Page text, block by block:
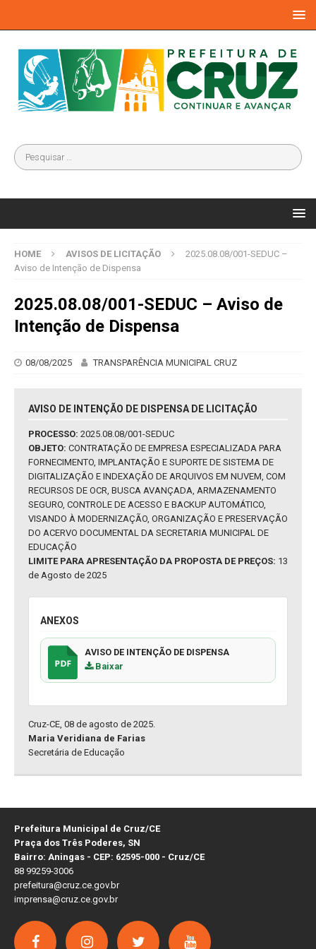
HOME AVISOS DE LICITAÇÃO
2025.08.08/001-SEDUC –
Aviso de Intenção de Dispensa
2025.08.08/001-SEDUC – Aviso de
Intenção de Dispensa
08/08/2025 TRANSPARÊNCIA MUNICIPAL CRUZ
AVISO DE INTENÇÃO DE DISPENSA DE LICITAÇÃO
PROCESSO: 2025.08.08/001-SEDUC
OBJETO: CONTRATAÇÃO DE EMPRESA ESPECIALIZADA PARA
FORNECIMENTO, IMPLANTAÇÃO E SUPORTE DE SISTEMA DE
DIGITALIZAÇÃO E INDEXAÇÃO DE ARQUIVOS EM NUVEM, COM
RECURSOS DE OCR, BUSCA AVANÇADA, ARMAZENAMENTO
SEGURO, CONTROLE DE ACESSO E BACKUP AUTOMÁTICO,
VISANDO À MODERNIZAÇÃO, ORGANIZAÇÃO E PRESERVAÇÃO
DO ACERVO DOCUMENTAL DA SECRETARIA MUNICIPAL DE
EDUCAÇÃO
LIMITE PARA APRESENTAÇÃO DA PROPOSTA DE PREÇOS: 13
de Agosto de 2025
ANEXOS
AVISO DE INTENÇÃO DE DISPENSA
Baixar
Cruz-CE, 08 de agosto de 2025.
Maria Veridiana de Farias
Secretária de Educação
Prefeitura Municipal de Cruz/CE
Praça dos Três Poderes, SN
Bairro: Aningas - CEP: 62595-000 - Cruz/CE
88 99259-3006
prefeitura@cruz.ce.gov.br
imprensa@cruz.ce.gov.br